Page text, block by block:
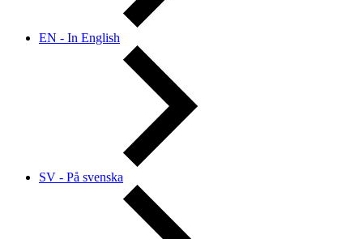
EN - In English
SV - På svenska